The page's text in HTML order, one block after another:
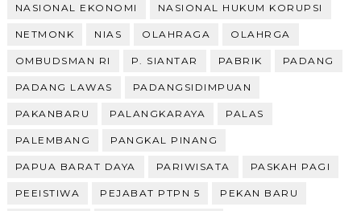
NASIONAL EKONOMI NASIONAL HUKUM KORUPSI
NETMONK NIAS OLAHRAGA OLAHRGA
OMBUDSMAN RI P. SIANTAR PABRIK PADANG
PADANG LAWAS PADANGSIDIMPUAN
PAKANBARU PALANGKARAYA PALAS
PALEMBANG PANGKAL PINANG
PAPUA BARAT DAYA PARIWISATA PASKAH PAGI
PEEISTIWA PEJABAT PTPN 5 PEKAN BARU